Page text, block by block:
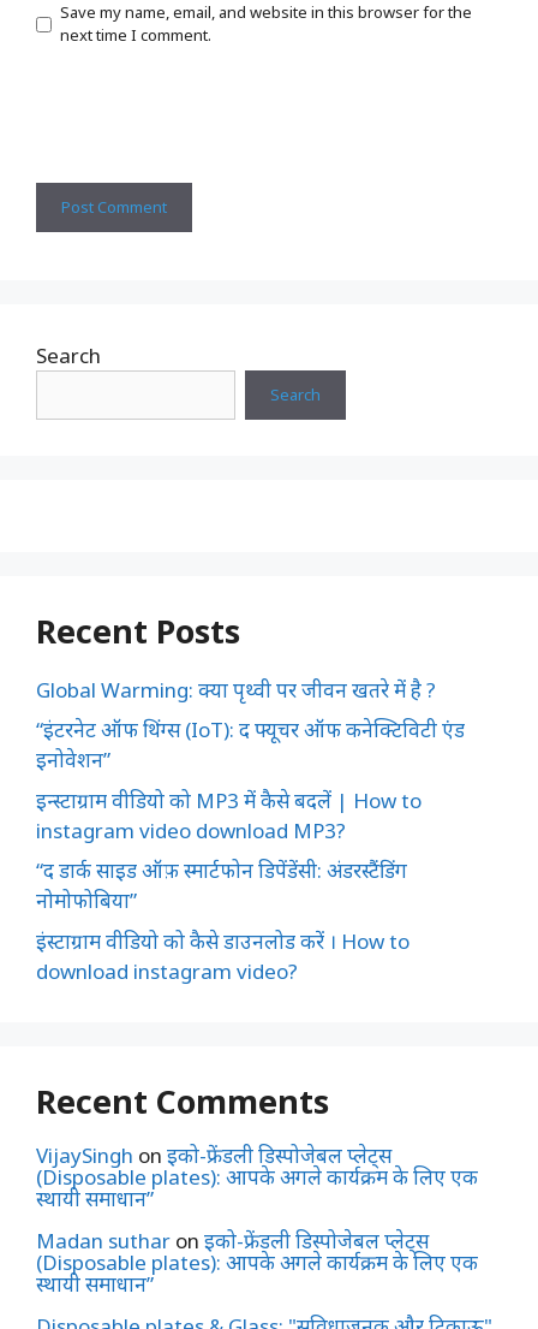
Save my name, email, and website in this browser for the
next time I comment.
Search
Search
Recent Posts
Global Warming: क्या पृथ्वी पर जीवन खतरे में है ?
“इंटरनेट ऑफ थिंग्स (IoT): द फ्यूचर ऑफ कनेक्टिविटी एंड
इनोवेशन”
इन्स्टाग्राम वीडियो को MP3 में कैसे बदलें | How to
instagram video download MP3?
“द डार्क साइड ऑफ़ स्मार्टफोन डिपेंडेंसी: अंडरस्टैंडिंग
नोमोफोबिया”
इंस्टाग्राम वीडियो को कैसे डाउनलोड करें । How to
download instagram video?
Recent Comments
VijaySingh on इको-फ्रेंडली डिस्पोजेबल प्लेट्स
(Disposable plates): आपके अगले कार्यक्रम के लिए एक
स्थायी समाधान”
Madan suthar on इको-फ्रेंडली डिस्पोजेबल प्लेट्स
(Disposable plates): आपके अगले कार्यक्रम के लिए एक
स्थायी समाधान”